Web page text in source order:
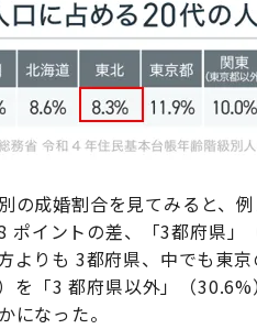
の成婚割合を見てみると、
ポイントの差、「3都府県
よりも 3都府県、中でも東
を「3 都府県以外」（
になった。